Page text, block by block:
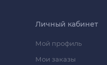
Личный кабинет
Мой профиль
Мои заказы